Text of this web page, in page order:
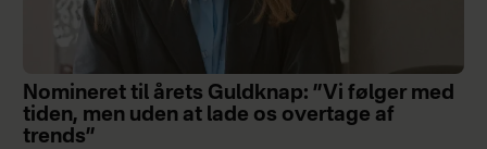
Nomineret til årets Guldknap: ”Vi følger med
tiden, men uden at lade os overtage af
trends”